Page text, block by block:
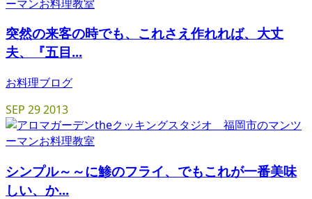
突然の来客の時でも、これさえ作れれば、大丈
夫、『五目...
お料理ブログ
SEP 292013
シンプル～～に鯵のフライ、でもこれが一番美味
しい、か...